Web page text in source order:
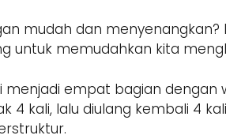
mudah dan menyenangkan?
untuk memudahkan kita
empat bagian dengan
4 kali, lalu diulang kembali 4